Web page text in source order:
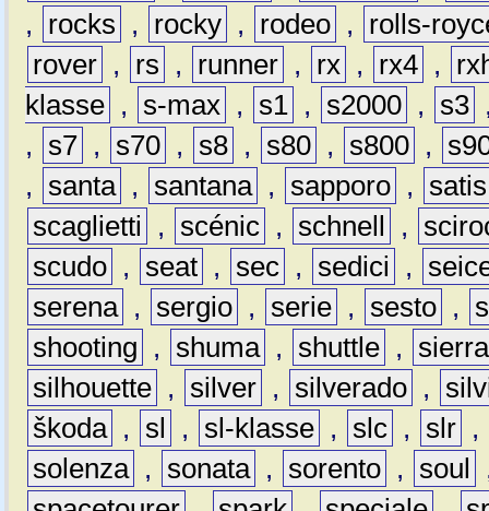
,
rocks , rocky , rodeo ,
rolls-
rover , rs , runner , rx , rx4 ,
klasse , s-max , s1 , s2000 , s3
,
s7 , s70 , s8 , s80 , s800 ,
,
santa , santana , sapporo ,
satis
scaglietti
, scénic , schnell ,
scudo , seat , sec , sedici ,
serena , sergio , serie , sesto ,
shooting
, shuma , shuttle ,
sierra
silhouette , silver , silverado ,
škoda , sl , sl-klasse , slc , slr ,
solenza , sonata , sorento , soul